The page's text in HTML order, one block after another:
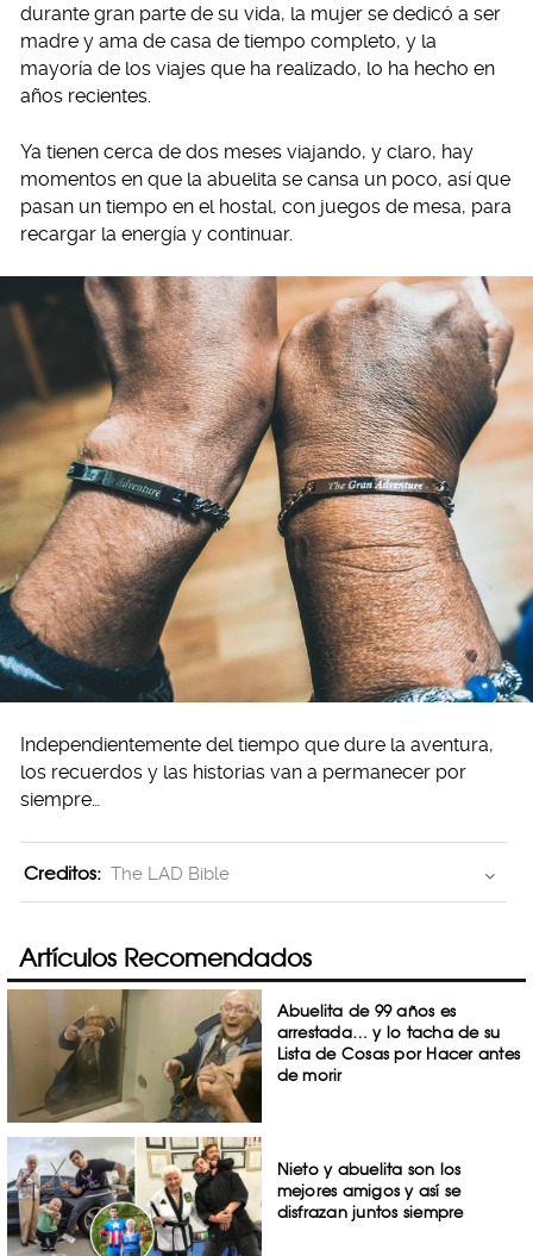
durante gran parte de su vida, la mujer se dedicó a ser
madre y ama de casa de tiempo completo, y la
mayoría de los viajes que ha realizado, lo ha hecho en
años recientes.
Ya tienen cerca de dos meses viajando, y claro, hay
momentos en que la abuelita se cansa un poco, así que
pasan un tiempo en el hostal, con juegos de mesa, para
recargar la energía y continuar.
Independientemente del tiempo que dure la aventura,
los recuerdos y las historias van a permanecer por
siempre…
Creditos: The LAD Bible
Artículos Recomendados
Abuelita de 99 años es
arrestada… y lo tacha de su
Lista de Cosas por Hacer antes
de morir
Nieto y abuelita son los
mejores amigos y así se
disfrazan juntos siempre